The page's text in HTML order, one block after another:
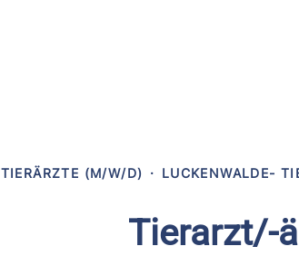
TIERÄRZTE (M/W/D) · LUCKENWALDE-
Tierarzt/-